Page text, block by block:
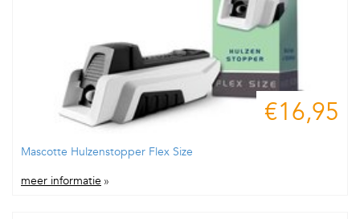
€16,95
Mascotte Hulzenstopper Flex Size
meer informatie »